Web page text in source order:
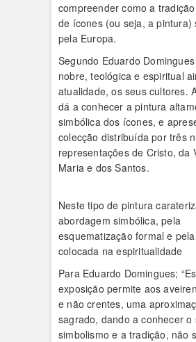
compreender como a
de ícones (ou seja, a pintura)
pela Europa.
Segundo Eduardo
nobre, teológica e espiritual
atualidade, os seus cultores.
dá a conhecer a pintura
simbólica dos ícones, e
colecção distribuída por três
representações de Cristo, da
Maria e dos Santos.
Neste tipo de pintura
abordagem simbólica, pela
esquematização formal e
colocada na espiritualidade
Para Eduardo Domingues;
exposição permite aos
e não crentes, uma
sagrado, dando a conhecer o
simbolismo e a tradição, não